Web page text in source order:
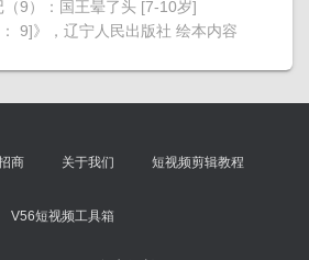
9）：国王晕了头 [7-10岁]
9]》，辽宁人民出版社 绘本内容
商 关于我们 短视频剪辑教程
V56短视频工具箱